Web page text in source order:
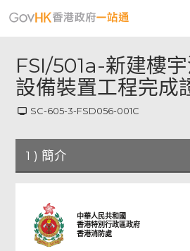
FSI/501a-新建樓
設備裝置工程完成
SC-605-3-FSD056-001C
1 ) 簡介
中華人民共和國
香港特別行政區政府
香港消防處
頁